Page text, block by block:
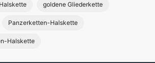
goldene Gliederkette
Panzerketten-Halskette
Halskette